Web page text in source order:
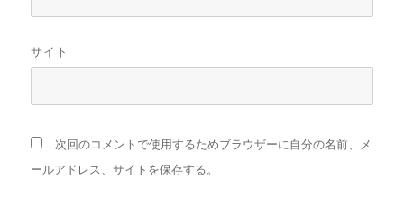
サイト
次回のコメントで使用するためブラウザーに自分の名前、メ
ールアドレス、サイトを保存する。